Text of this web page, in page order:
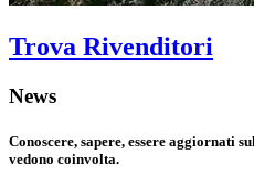
Trova Rivenditori
News
Conoscere, sapere, essere aggiornati
vedono coinvolta.